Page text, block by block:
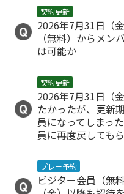
契約更新
2026年7月31日（
（無料）からメン
は可能か
契約更新
2026年7月31日（
たかったが、更新
員になってしまっ
員に再度戻しても
プレー予約
ビジター会員（無